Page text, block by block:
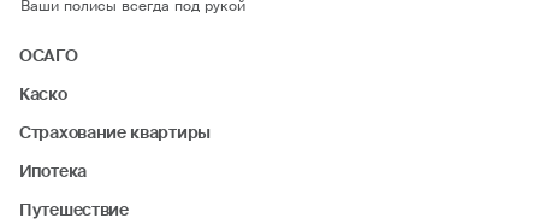
Ваши полисы всегда под рукой
ОСАГО
Каско
Страхование квартиры
Ипотека
Путешествие